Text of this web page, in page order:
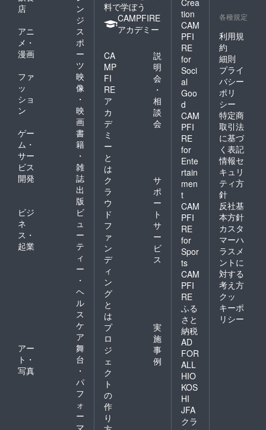
店
ン
ジ
アニ
メ・
漫画
ス
ポ
ー
ツ
ファ
ッ
ショ
ン
映
像
・
映
画
ゲー
ム・
サー
ビス
開発
書
籍
・
雑
誌
出
版
ビジ
ネ
ス・
起業
ビ
ュ
ー
テ
ィ
ー
・
ヘ
ル
ス
ケ
ア
アー
ト・
写真
舞
台
・
パ
フ
ォ
ー
マ
料で学ぼう
CAMPFIRE
アカデミー
CA
MP
FI
RE
ア
カ
デ
ミ
ー
と
は
説
明
会
・
相
談
会
ク
ラ
ウ
ド
フ
ァ
ン
デ
ィ
ン
グ
と
は
サ
ポ
ー
ト
サ
ー
ビ
ス
プ
ロ
ジ
ェ
ク
ト
の
作
り
実
施
事
例
Crea
tion
CAM
PFI
RE
for
Soci
al
Goo
d
CAM
PFI
RE
for
Ente
rtain
men
t
CAM
PFI
RE
for
Spor
ts
CAM
PFI
RE
ふる
さと
納税
AD
FOR
ALL
HIO
KOS
HI
JFA
クラ
各種規定
利用規
約
細則
プライ
バシー
ポリ
シー
特定商
取引法
に基づ
く表記
情報セ
キュリ
ティ方
針
反社基
本方針
カスタ
マーハ
ラスメ
ントに
対する
考え方
クッ
キーポ
リシー